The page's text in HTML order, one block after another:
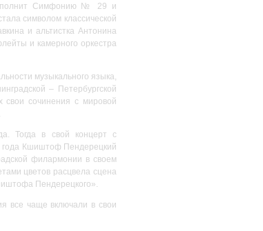
Симфонию № 29 и
символом классической
и альтистка Антонина
и камерного оркестра
музыкального языка,
– Петербургской
свои сочинения с мировой
Тогда в свой концерт с
года Кшиштоф Пендерецкий
филармонии в своем
цветов расцвела сцена
Пендерецкого».
все чаще включали в свои